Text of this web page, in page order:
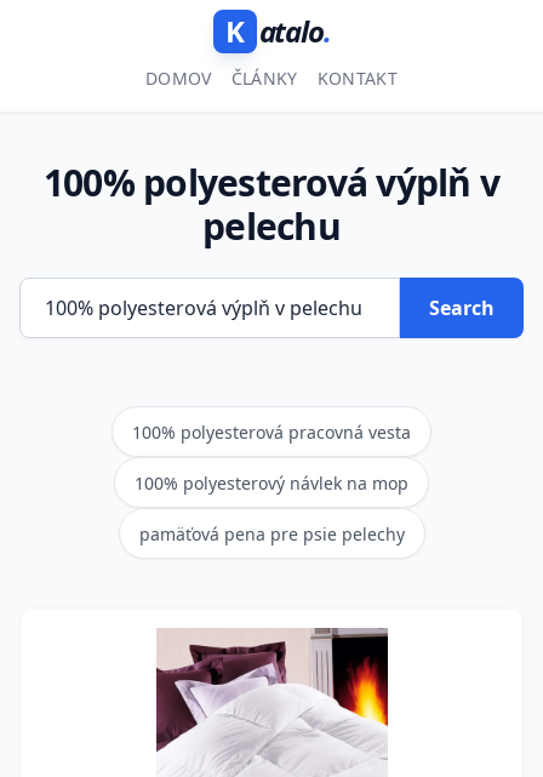
K atalo.
DOMOV ČLÁNKY KONTAKT
100% polyesterová výplň v
pelechu
Search
100% polyesterová pracovná vesta
100% polyesterový návlek na mop
pamäťová pena pre psie pelechy